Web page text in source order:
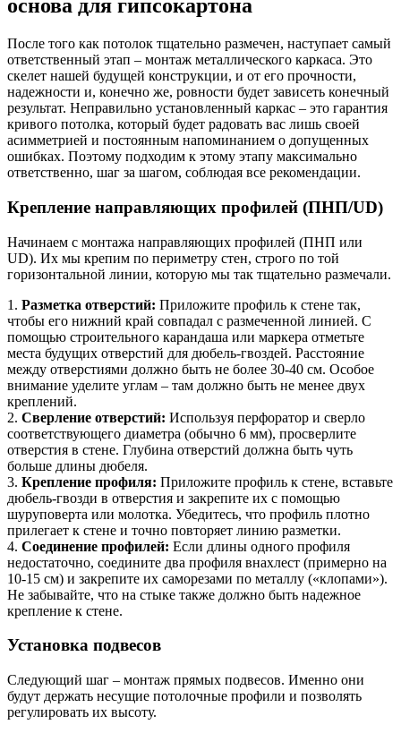
основа для гипсокартона
После того как потолок тщательно размечен, наступает самый
ответственный этап – монтаж металлического каркаса. Это
скелет нашей будущей конструкции, и от его прочности,
надежности и, конечно же, ровности будет зависеть конечный
результат. Неправильно установленный каркас – это гарантия
кривого потолка, который будет радовать вас лишь своей
асимметрией и постоянным напоминанием о допущенных
ошибках. Поэтому подходим к этому этапу максимально
ответственно, шаг за шагом, соблюдая все рекомендации.
Крепление направляющих профилей (ПНП/UD)
Начинаем с монтажа направляющих профилей (ПНП или
UD). Их мы крепим по периметру стен, строго по той
горизонтальной линии, которую мы так тщательно размечали.
1. Разметка отверстий: Приложите профиль к стене так,
чтобы его нижний край совпадал с размеченной линией. С
помощью строительного карандаша или маркера отметьте
места будущих отверстий для дюбель-гвоздей. Расстояние
между отверстиями должно быть не более 30-40 см. Особое
внимание уделите углам – там должно быть не менее двух
креплений.
2. Сверление отверстий: Используя перфоратор и сверло
соответствующего диаметра (обычно 6 мм), просверлите
отверстия в стене. Глубина отверстий должна быть чуть
больше длины дюбеля.
3. Крепление профиля: Приложите профиль к стене, вставьте
дюбель-гвозди в отверстия и закрепите их с помощью
шуруповерта или молотка. Убедитесь, что профиль плотно
прилегает к стене и точно повторяет линию разметки.
4. Соединение профилей: Если длины одного профиля
недостаточно, соедините два профиля внахлест (примерно на
10-15 см) и закрепите их саморезами по металлу («клопами»).
Не забывайте, что на стыке также должно быть надежное
крепление к стене.
Установка подвесов
Следующий шаг – монтаж прямых подвесов. Именно они
будут держать несущие потолочные профили и позволять
регулировать их высоту.